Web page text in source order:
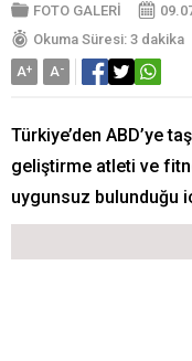
FOTO GALERİ
Okuma Süresi: 3 dakika
A+ A-
Türkiye’den ABD’ye
geliştirme atleti ve
uygunsuz bulunduğu